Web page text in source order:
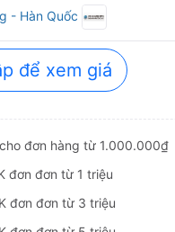
- Hàn Quốc
để xem giá
cho đơn hàng từ 1.000.000₫
đơn đơn từ 1 triệu
đơn đơn từ 3 triệu